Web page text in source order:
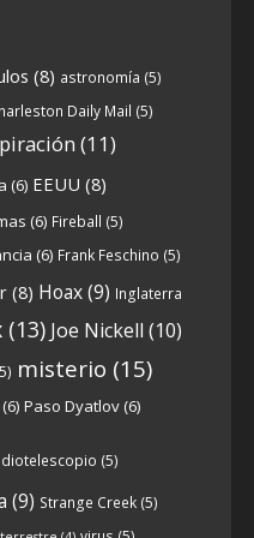
View on facebook
Nantucket
6x05-8211-
audios-
Qanon, la madre
(8) astronomía (5)
Daily Mail (5)
(11)
(6) EEUU (8)
(6) Fireball (5)
(6) Frank Feschino (5)
(8) Hoax(9) Inglaterra
(13) Joe Nickell (10)
misterio (15)
(6) Paso Dyatlov(6)
(5)
(9) Strange Creek(5)